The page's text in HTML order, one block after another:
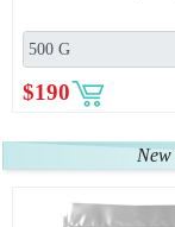
$190
New